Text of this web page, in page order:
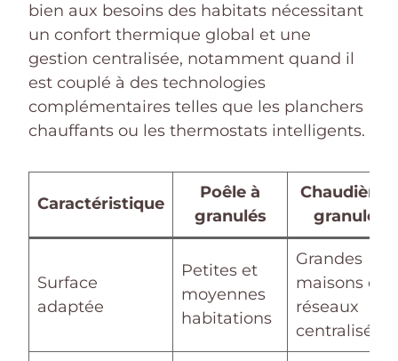
bien aux besoins des habitats nécessitant
un confort thermique global et une
gestion centralisée, notamment quand il
est couplé à des technologies
complémentaires telles que les planchers
chauffants ou les thermostats intelligents.
Caractéristique
Poêle à
granulés
Chaudière à
granulés
Surface
adaptée
Petites et
moyennes
habitations
Grandes
maisons et
réseaux
centralisés